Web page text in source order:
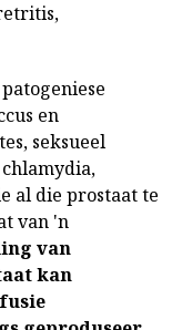
en
seksueel
al die prostaat te
van 'n
van
kan